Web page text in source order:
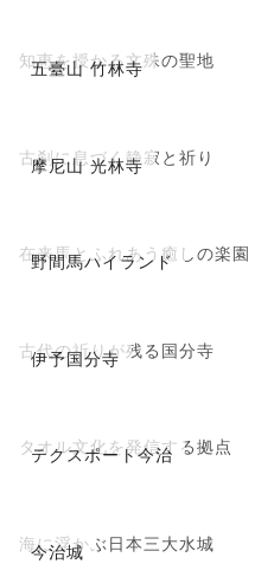
五臺山 竹林寺
知恵を授かる文殊の聖地
摩尼山 光林寺
古刹に息づく静寂と祈り
野間馬ハイランド
在来馬とふれあう癒しの楽園
伊予国分寺
古代の祈りが残る国分寺
テクスポート今治
タオル文化を発信する拠点
今治城
海に浮かぶ日本三大水城